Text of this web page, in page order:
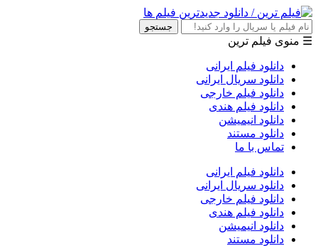
جستجو
☰ منوی فیلم ترین
دانلود فیلم ایرانی
دانلود سریال ایرانی
دانلود فیلم خارجی
دانلود فیلم هندی
دانلود انیمیشن
دانلود مستند
تماس با ما
دانلود فیلم ایرانی
دانلود سریال ایرانی
دانلود فیلم خارجی
دانلود فیلم هندی
دانلود انیمیشن
دانلود مستند